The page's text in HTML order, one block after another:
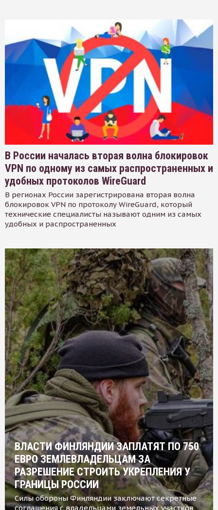
В России началась вторая волна блокировок
VPN по одному из самых распространенных и
удобных протоколов WireGuard
В регионах России зарегистрирована вторая волна
блокировок VPN по протоколу WireGuard, который
технические специалисты называют одним из самых
удобных и распространенных
ВЛАСТИ ФИНЛЯНДИИ ЗАПЛАТЯТ ПО 750
ЕВРО ЗЕМЛЕВЛАДЕЛЬЦАМ ЗА
РАЗРЕШЕНИЕ СТРОИТЬ УКРЕПЛЕНИЯ У
ГРАНИЦЫ РОССИИ
Силы обороны Финляндии заключают секретные
соглашения с владельцами земельных участков